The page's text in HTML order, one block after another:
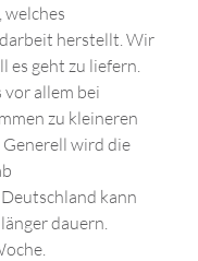
herstellt. Wir
es geht zu liefern.
allem bei
zu kleineren
wird die
kann
dauern.